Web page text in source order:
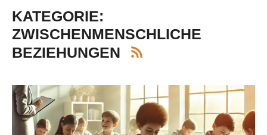
KATEGORIE:
ZWISCHENMENSCHLICHE
BEZIEHUNGEN